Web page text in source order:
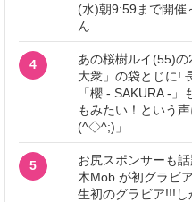
(水)朝9:59まで開催
ん
4
あの桜樹ルイ(55)の
大衆」の袋とじに!
「櫻 - SAKURA -
もみたい！という
(^◇^;)」
5
お尻スポンサーも
木Mob.が初グラビ
生初のグラビア!!!